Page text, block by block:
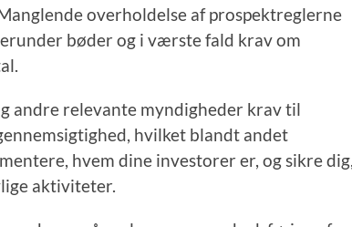
overholdelse af prospektreglerne
bøder og i værste fald krav om
andre relevante myndigheder krav til
hvilket blandt andet
hvem dine investorer er, og sikre dig,
aktiviteter.